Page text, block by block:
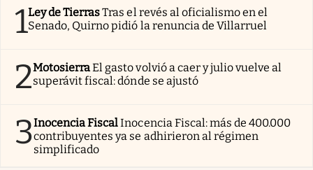
1Ley de TierrasTras el revés al oficialismo en el
Senado, Quirno pidió la renuncia de Villarruel
2MotosierraEl gasto volvió a caer y julio vuelve al
superávit fiscal: dónde se ajustó
3Inocencia FiscalInocencia Fiscal: más de 400.000
contribuyentes ya se adhirieron al régimen
simplificado